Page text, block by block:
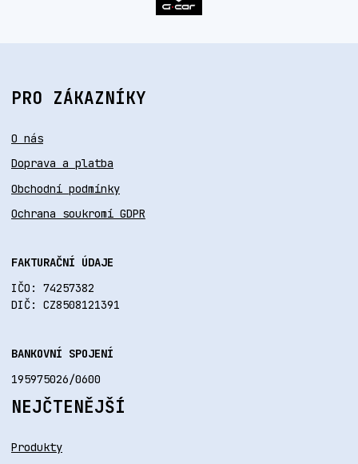
PRO ZÁKAZNÍKY
O nás
Doprava a platba
Obchodní podmínky
Ochrana soukromí GDPR
FAKTURAČNÍ ÚDAJE
IČO: 74257382
DIČ: CZ8508121391
BANKOVNÍ SPOJENÍ
195975026/0600
NEJČTENĚJŠÍ
Produkty